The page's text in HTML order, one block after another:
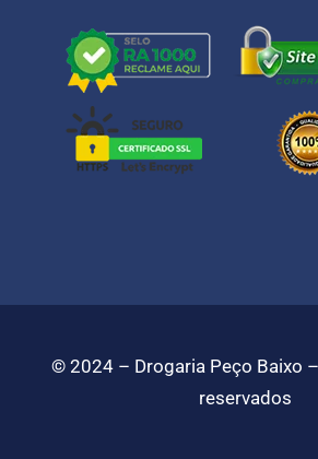
©️2024 – Drogaria Peço Baixo
reservados